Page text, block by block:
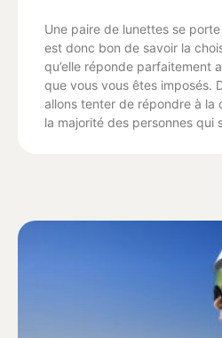
Une paire de lunettes se
est donc bon de savoir la
qu’elle réponde parfaitement
que vous vous êtes imposés.
allons tenter de répondre à la
la majorité des personnes qui